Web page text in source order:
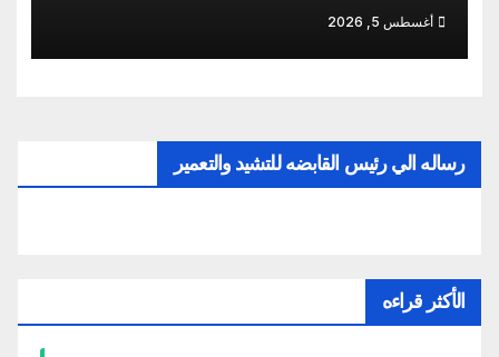
أغسطس 5, 2026
رساله الي رئيس القابضه للتشيد والتعمير
الأكثر قراءه